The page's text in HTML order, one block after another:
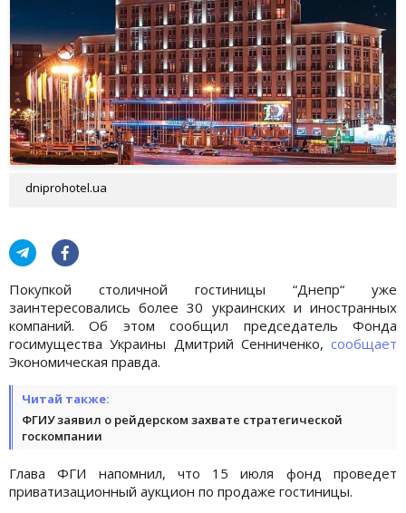
dniprohotel.ua
Покупкой столичной гостиницы “Днепр“ уже
заинтересовались более 30 украинских и иностранных
компаний. Об этом сообщил председатель Фонда
госимущества Украины Дмитрий Сенниченко, сообщает
Экономическая правда.
Читай также:
ФГИУ заявил о рейдерском захвате стратегической
госкомпании
Глава ФГИ напомнил, что 15 июля фонд проведет
приватизационный аукцион по продаже гостиницы.